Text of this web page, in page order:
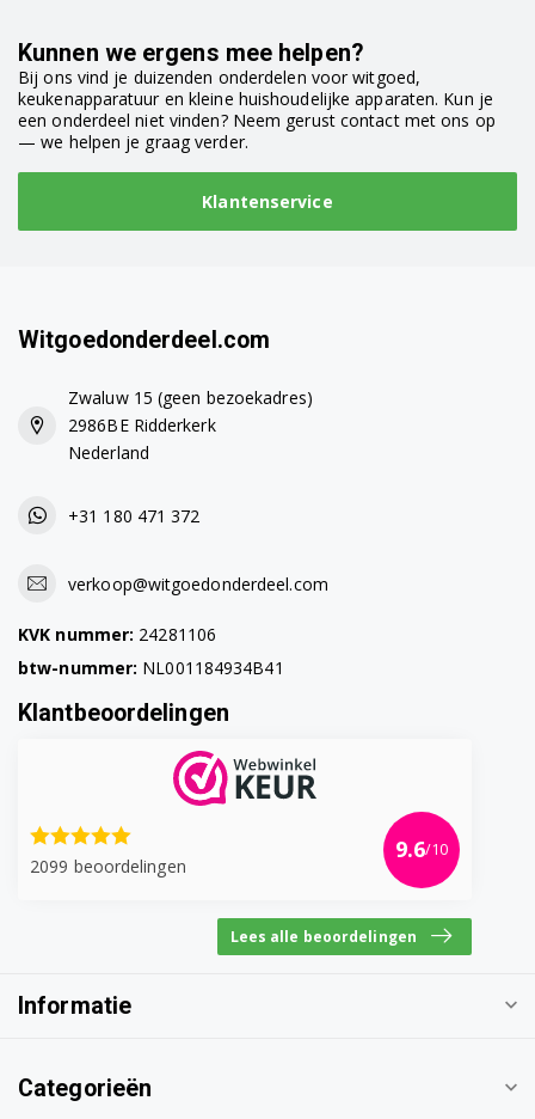
Kunnen we ergens mee helpen?
Bij ons vind je duizenden onderdelen voor witgoed,
keukenapparatuur en kleine huishoudelijke apparaten. Kun je
een onderdeel niet vinden? Neem gerust contact met ons op
— we helpen je graag verder.
Klantenservice
Witgoedonderdeel.com
Zwaluw 15 (geen bezoekadres)
2986BE Ridderkerk
Nederland
+31 180 471 372
verkoop@witgoedonderdeel.com
KVK nummer: 24281106
btw-nummer: NL001184934B41
Klantbeoordelingen
2099 beoordelingen
9.6/10
Lees alle beoordelingen
Informatie
Categorieën